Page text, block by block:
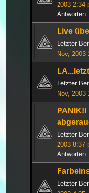
2003 2:34
Antworten:
Live
Letzter
Nov, 2003
Letzter
Nov, 2003
PANIK!!
Letzter
2003 8:37
Antworten:
Letzter